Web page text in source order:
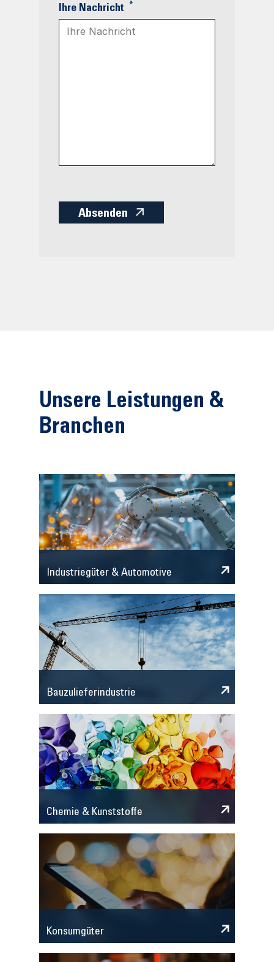
Ihre Nachricht *
Absenden
Unsere Leistungen &
Branchen
Industriegüter & Automotive
Bauzulieferindustrie
Chemie & Kunststoffe
Konsumgüter